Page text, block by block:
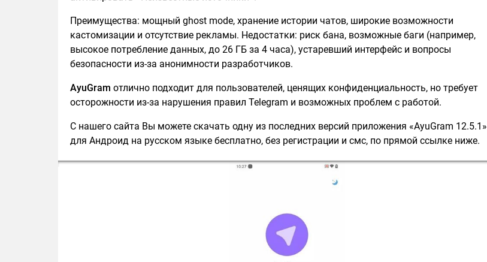
Преимущества: мощный ghost mode, хранение истории чатов, широкие возможности
кастомизации и отсутствие рекламы. Недостатки: риск бана, возможные баги (например,
высокое потребление данных, до 26 ГБ за 4 часа), устаревший интерфейс и вопросы
безопасности из-за анонимности разработчиков.
AyuGram отлично подходит для пользователей, ценящих конфиденциальность, но требует
осторожности из-за нарушения правил Telegram и возможных проблем с работой.
С нашего сайта Вы можете скачать одну из последних версий приложения «AyuGram 12.5.1»
для Андроид на русском языке бесплатно, без регистрации и смс, по прямой ссылке ниже.